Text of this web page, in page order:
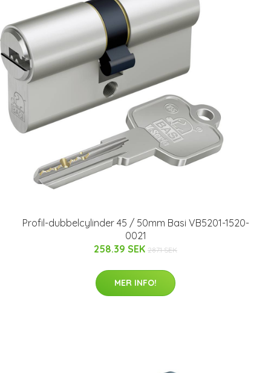
Profil-dubbelcylinder 45 / 50mm Basi VB5201-1520-
0021
258.39 SEK 287.1 SEK
MER INFO!